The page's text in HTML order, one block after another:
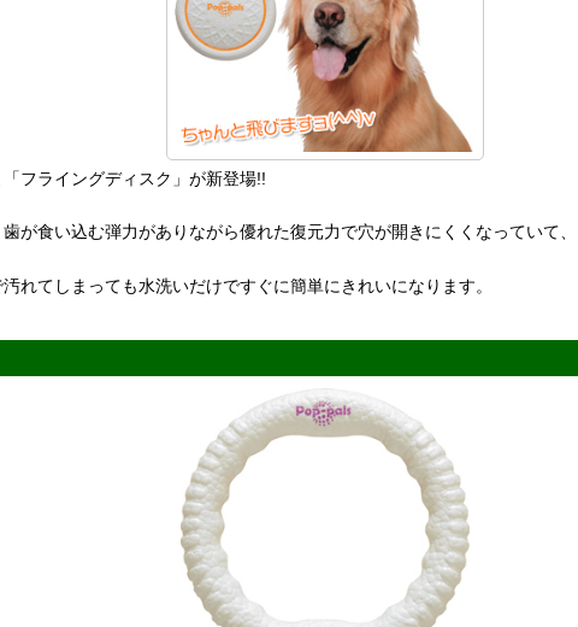
フライングディスク」が新登場!!
が食い込む弾力がありながら優れた復元力で穴が開きにくくなっていて
れてしまっても水洗いだけですぐに簡単にきれいになります。